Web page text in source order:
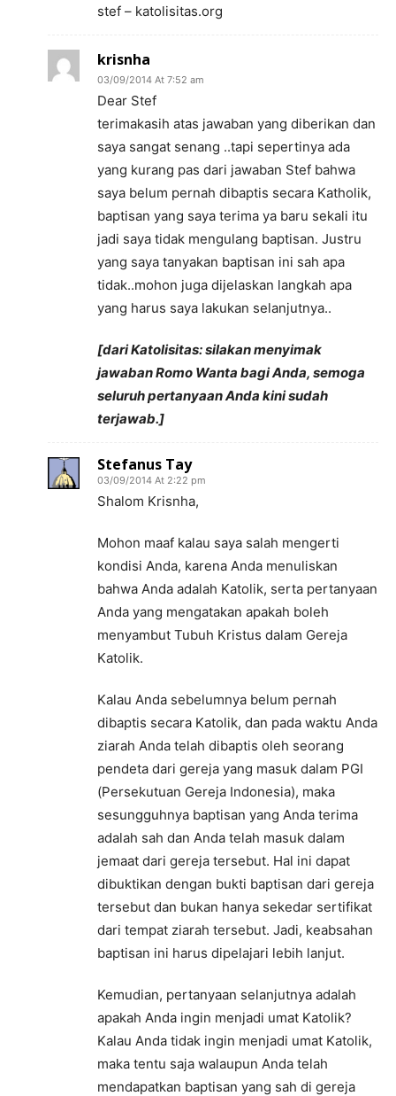
stef – katolisitas.org
krisnha
03/09/2014 At 7:52 am
Dear Stef
terimakasih atas jawaban yang diberikan dan
saya sangat senang ..tapi sepertinya ada
yang kurang pas dari jawaban Stef bahwa
saya belum pernah dibaptis secara Katholik,
baptisan yang saya terima ya baru sekali itu
jadi saya tidak mengulang baptisan. Justru
yang saya tanyakan baptisan ini sah apa
tidak..mohon juga dijelaskan langkah apa
yang harus saya lakukan selanjutnya..
[dari Katolisitas: silakan menyimak
jawaban Romo Wanta bagi Anda, semoga
seluruh pertanyaan Anda kini sudah
terjawab.]
Stefanus Tay
03/09/2014 At 2:22 pm
Shalom Krisnha,
Mohon maaf kalau saya salah mengerti
kondisi Anda, karena Anda menuliskan
bahwa Anda adalah Katolik, serta pertanyaan
Anda yang mengatakan apakah boleh
menyambut Tubuh Kristus dalam Gereja
Katolik.
Kalau Anda sebelumnya belum pernah
dibaptis secara Katolik, dan pada waktu Anda
ziarah Anda telah dibaptis oleh seorang
pendeta dari gereja yang masuk dalam PGI
(Persekutuan Gereja Indonesia), maka
sesungguhnya baptisan yang Anda terima
adalah sah dan Anda telah masuk dalam
jemaat dari gereja tersebut. Hal ini dapat
dibuktikan dengan bukti baptisan dari gereja
tersebut dan bukan hanya sekedar sertifikat
dari tempat ziarah tersebut. Jadi, keabsahan
baptisan ini harus dipelajari lebih lanjut.
Kemudian, pertanyaan selanjutnya adalah
apakah Anda ingin menjadi umat Katolik?
Kalau Anda tidak ingin menjadi umat Katolik,
maka tentu saja walaupun Anda telah
mendapatkan baptisan yang sah di gereja